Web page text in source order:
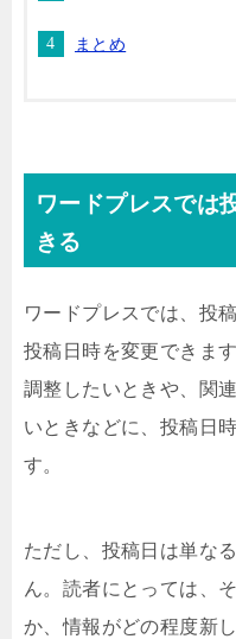
まとめ
ワードプレスでは
きる
ワードプレスでは、投
投稿日時を変更できま
調整したいときや、関
いときなどに、投稿日
す。
ただし、投稿日は単な
ん。読者にとっては、
か、情報がどの程度新